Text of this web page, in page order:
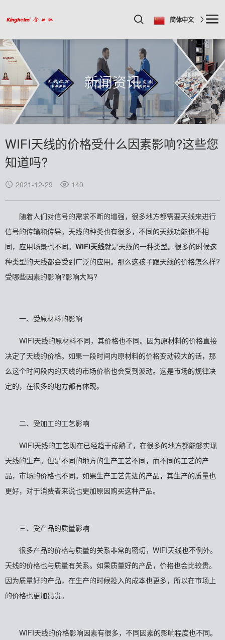
简体中文
新闻资讯
WIFI天线的价格受什么因素影响?这些您
知道吗?
2021-12-29 140
随着人们对信号的需求不断的增强，很多地方都需要天线来进行
信号的传输和传导。天线的种类也有很多，不同的天线功能也不相
同，应用场景也不同。 WIFI天线就是天线的一种类型。很多的时候这
种类型的天线都会受到广泛的应用。那么这孩子跟天线的价格怎么样?
受哪些因素的影响?影响大吗?
一、受原材料的影响
WIFI天线的原材料不同，其价格也不同。因为原材料的价格直接
决定了天线的价格。如果一段时间内原材料的价格变动较大的话，那
么这个时间段内的天线的市场价格也会受到波动。这是市场的规律决
定的，在很多的地方都有体现。
二、受加工的工艺影响
WIFI天线的工艺现在已经趋于成熟了，在很多的地方都能够实现
天线的生产。但是不同的地方的生产工艺不同，而不同的工艺的产
品，市场的价格也不同。如果生产工艺先进的产品，其生产的质量也
更好，对于消费者来说也更加原因购买这种产品。
三、受产品的质量影响
很多产品的价格与质量的关系非常的密切，WIFI天线也不例外。
天线的价格也与质量有关系。如果质量好的产品，价格也会比较贵。
因为质量好的产品，在生产的时候投入的成本也更多，所以在市场上
的价格也更加昂贵。
WIFI天线的价格影响因素有很多，不同因素的影响程度也不同。